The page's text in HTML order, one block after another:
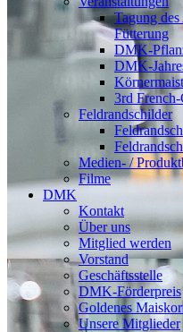
Tagung
Fütterung
DMK-
DMK-
3rd
Feldrandschilder
Medien- /
Filme
DMK
Kontakt
Über uns
Mitglied werden
Vorstand
Geschäftsstelle
DMK-Förderpreis
Goldenes
Unsere Mitglieder